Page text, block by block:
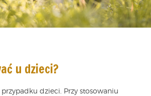
u dzieci?
dzieci. Przy stosowaniu